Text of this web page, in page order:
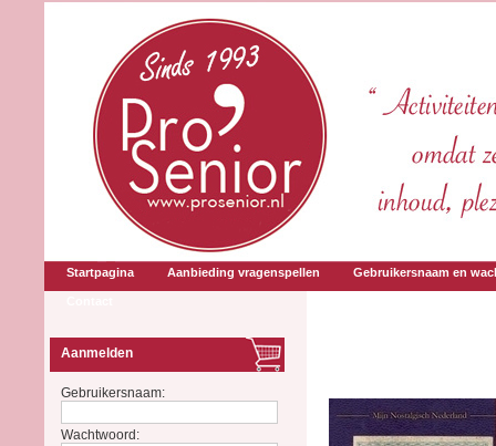
Startpagina Aanbieding vragenspellen Gebruikersnaam en
Aanmelden
Gebruikersnaam:
Wachtwoord: